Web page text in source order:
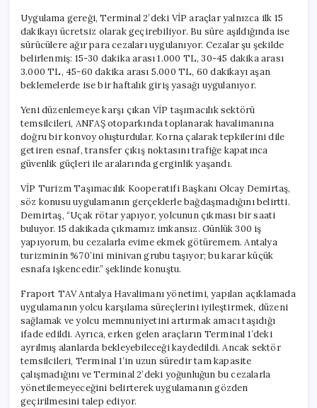
Uygulama gereği, Terminal 2’deki VİP araçlar yalnızca ilk 15
dakikayı ücretsiz olarak geçirebiliyor. Bu süre aşıldığında ise
sürücülere ağır para cezaları uygulanıyor. Cezalar şu şekilde
belirlenmiş: 15-30 dakika arası 1.000 TL, 30-45 dakika arası
3.000 TL, 45-60 dakika arası 5.000 TL, 60 dakikayı aşan
beklemelerde ise bir haftalık giriş yasağı uygulanıyor.
Yeni düzenlemeye karşı çıkan VİP taşımacılık sektörü
temsilcileri, ANFAŞ otoparkında toplanarak havalimanına
doğru bir konvoy oluşturdular. Korna çalarak tepkilerini dile
getiren esnaf, transfer çıkış noktasını trafiğe kapatınca
güvenlik güçleri ile aralarında gerginlik yaşandı.
VİP Turizm Taşımacılık Kooperatifi Başkanı Olcay Demirtaş,
söz konusu uygulamanın gerçeklerle bağdaşmadığını belirtti.
Demirtaş, “Uçak rötar yapıyor, yolcunun çıkması bir saati
buluyor. 15 dakikada çıkmamız imkansız. Günlük 300 iş
yapıyorum, bu cezalarla evime ekmek götüremem. Antalya
turizminin %70’ini minivan grubu taşıyor; bu karar küçük
esnafa işkencedir.” şeklinde konuştu.
Fraport TAV Antalya Havalimanı yönetimi, yapılan açıklamada
uygulamanın yolcu karşılama süreçlerini iyileştirmek, düzeni
sağlamak ve yolcu memnuniyetini artırmak amacı taşıdığı
ifade edildi. Ayrıca, erken gelen araçların Terminal 1’deki
ayrılmış alanlarda bekleyebileceği kaydedildi. Ancak sektör
temsilcileri, Terminal 1’in uzun süredir tam kapasite
çalışmadığını ve Terminal 2’deki yoğunluğun bu cezalarla
yönetilemeyeceğini belirterek uygulamanın gözden
geçirilmesini talep ediyor.